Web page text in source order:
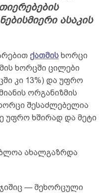
ასაკის
ქათმის ხორცი
ხორცში ცილები
კი 13%) და უფრო
ორგანიზმის
შესაძლებელია
უფრო ხშირად და მეტი
ახალგაზრდა
— მეხორცული